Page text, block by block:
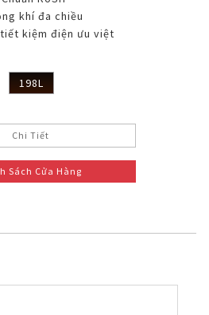
khí đa chiều
kiệm điện ưu việt
198L
Chi Tiết
Sách Cửa Hàng